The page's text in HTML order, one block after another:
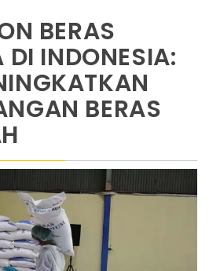
BERAS
DI INDONESIA:
BERAS